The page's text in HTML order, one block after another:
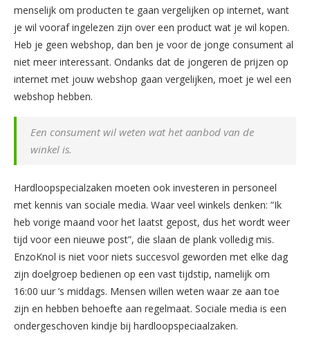
menselijk om producten te gaan vergelijken op internet, want
je wil vooraf ingelezen zijn over een product wat je wil kopen.
Heb je geen webshop, dan ben je voor de jonge consument al
niet meer interessant. Ondanks dat de jongeren de prijzen op
internet met jouw webshop gaan vergelijken, moet je wel een
webshop hebben.
Een consument wil weten wat het aanbod van de
winkel is.
Hardloopspecialzaken moeten ook investeren in personeel
met kennis van sociale media. Waar veel winkels denken: ”Ik
heb vorige maand voor het laatst gepost, dus het wordt weer
tijd voor een nieuwe post”, die slaan de plank volledig mis.
EnzoKnol is niet voor niets succesvol geworden met elke dag
zijn doelgroep bedienen op een vast tijdstip, namelijk om
16:00 uur ’s middags. Mensen willen weten waar ze aan toe
zijn en hebben behoefte aan regelmaat. Sociale media is een
ondergeschoven kindje bij hardloopspeciaalzaken.